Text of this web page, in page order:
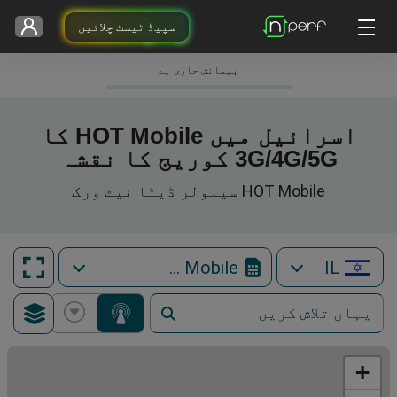
سپیڈ ٹیسٹ چلائیں
پیمائش جاری ہے
اسرائیل میں HOT Mobile کا
3G/4G/5G کوریج کا نقشہ
HOT Mobile سیلولر ڈیٹا نیٹ ورک
IL
HOT Mobile
+